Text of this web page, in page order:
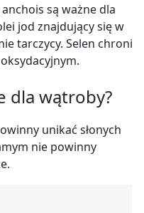
są ważne dla
jod znajdujący się w
tarczycy. Selen chroni
dla wątroby?
unikać słonych
nie powinny